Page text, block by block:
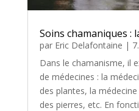
Soins chamaniques :
par Eric Delafontaine |
Dans le chamanisme, il
de médecines : la
des plantes, la
des pierres, etc. En